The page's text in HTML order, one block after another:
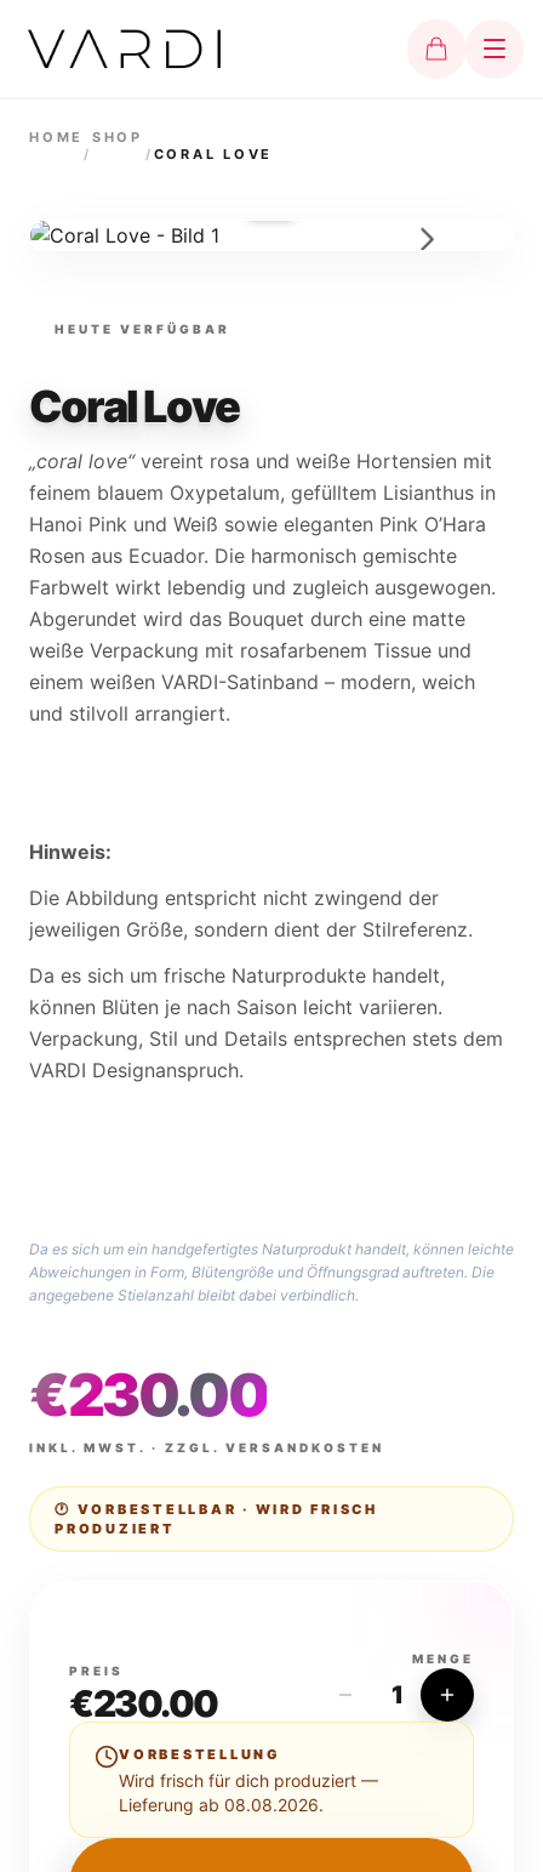
HOME
/
SHOP
/ CORAL LOVE
HEUTE VERFÜGBAR
Coral Love
„coral love“vereint rosa und weiße Hortensien mit
feinem blauem Oxypetalum, gefülltem Lisianthus in
Hanoi Pink und Weiß sowie eleganten Pink O’Hara
Rosen aus Ecuador. Die harmonisch gemischte
Farbwelt wirkt lebendig und zugleich ausgewogen.
Abgerundet wird das Bouquet durch eine matte
weiße Verpackung mit rosafarbenem Tissue und
einem weißen VARDI-Satinband – modern, weich
und stilvoll arrangiert.
Hinweis:
Die Abbildung entspricht nicht zwingend der
jeweiligen Größe, sondern dient der Stilreferenz.
Da es sich um frische Naturprodukte handelt,
können Blüten je nach Saison leicht variieren.
Verpackung, Stil und Details entsprechen stets dem
VARDI Designanspruch.
Da es sich um ein handgefertigtes Naturprodukt handelt, können leichte
Abweichungen in Form, Blütengröße und Öffnungsgrad auftreten. Die
angegebene Stielanzahl bleibt dabei verbindlich.
€230.00
INKL. MWST. · ZZGL. VERSANDKOSTEN
🕐 VORBESTELLBAR · WIRD FRISCH
PRODUZIERT
PREIS
€230.00
MENGE
1
VORBESTELLUNG
Wird frisch für dich produziert —
Lieferung ab 08.08.2026.